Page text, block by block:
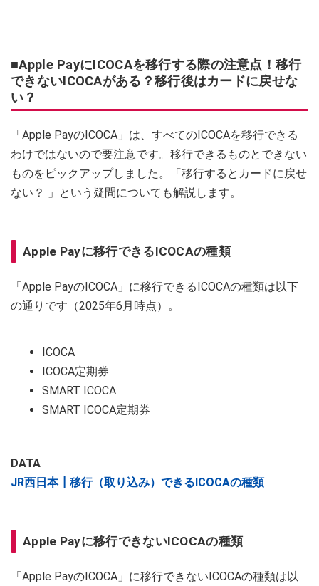
■Apple PayにICOCAを移行する際の注意点！移行
できないICOCAがある？移行後はカードに戻せな
い？
「Apple PayのICOCA」は、すべてのICOCAを移行できる
わけではないので要注意です。移行できるものとできない
ものをピックアップしました。「移行するとカードに戻せ
ない？ 」という疑問についても解説します。
Apple Payに移行できるICOCAの種類
「Apple PayのICOCA」に移行できるICOCAの種類は以下
の通りです（2025年6月時点）。
ICOCA
ICOCA定期券
SMART ICOCA
SMART ICOCA定期券
DATA
JR西日本┃移行（取り込み）できるICOCAの種類
Apple Payに移行できないICOCAの種類
「Apple PayのICOCA」に移行できないICOCAの種類は以